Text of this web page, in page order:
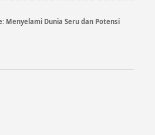
Menyelami Dunia Seru dan Potensi